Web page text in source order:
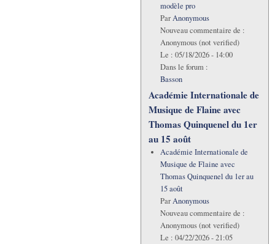
modèle pro
ParAnonymous
Nouveau commentaire de :
Anonymous (not verified)
Le : 05/18/2026 - 14:00
Dans le forum :
Basson
Académie Internationale de
Musique de Flaine avec
Thomas Quinquenel du 1er
au 15 août
Académie Internationale de
Musique de Flaine avec
Thomas Quinquenel du 1er au
15 août
ParAnonymous
Nouveau commentaire de :
Anonymous (not verified)
Le : 04/22/2026 - 21:05